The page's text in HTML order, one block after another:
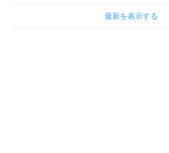
最新を表示する